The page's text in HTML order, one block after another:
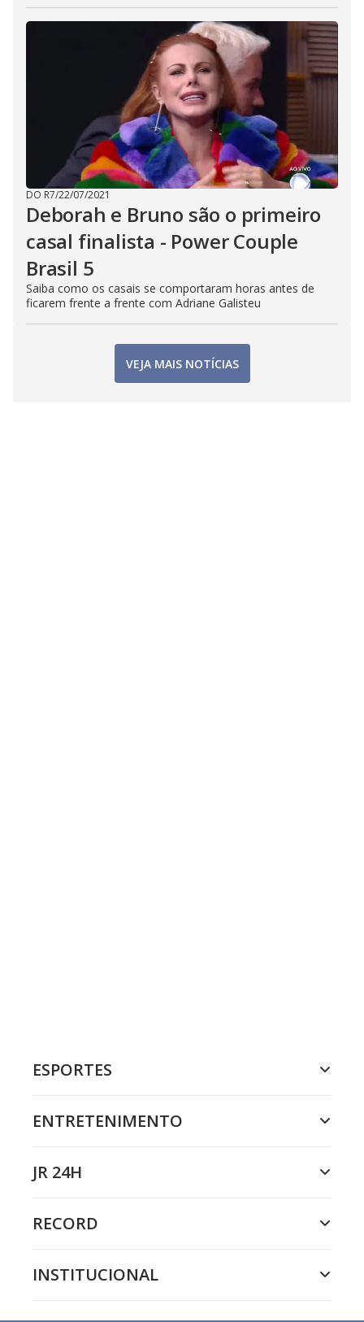
DO R7/22/07/2021
Deborah e Bruno são o primeiro
casal finalista - Power Couple
Brasil 5
Saiba como os casais se comportaram horas antes de
ficarem frente a frente com Adriane Galisteu
VEJA MAIS NOTÍCIAS
ESPORTES
ENTRETENIMENTO
JR 24H
RECORD
INSTITUCIONAL